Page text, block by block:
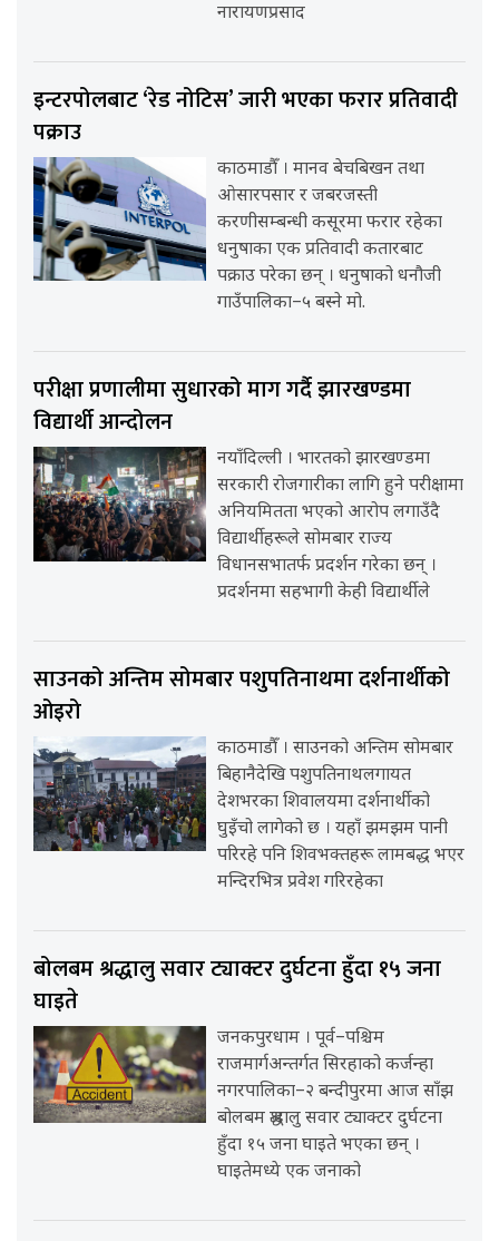
नारायणप्रसाद
इन्टरपोलबाट ‘रेड नोटिस’ जारी भएका फरार प्रतिवादी
पक्राउ
काठमाडौँ । मानव बेचबिखन तथा
ओसारपसार र जबरजस्ती
करणीसम्बन्धी कसूरमा फरार रहेका
धनुषाका एक प्रतिवादी कतारबाट
पक्राउ परेका छन् । धनुषाको धनौजी
गाउँपालिका–५ बस्ने मो.
परीक्षा प्रणालीमा सुधारको माग गर्दै झारखण्डमा
विद्यार्थी आन्दोलन
नयाँदिल्ली । भारतको झारखण्डमा
सरकारी रोजगारीका लागि हुने परीक्षामा
अनियमितता भएको आरोप लगाउँदै
विद्यार्थीहरूले सोमबार राज्य
विधानसभातर्फ प्रदर्शन गरेका छन् ।
प्रदर्शनमा सहभागी केही विद्यार्थीले
साउनको अन्तिम सोमबार पशुपतिनाथमा दर्शनार्थीको
ओइरो
काठमाडौँ । साउनको अन्तिम सोमबार
बिहानैदेखि पशुपतिनाथलगायत
देशभरका शिवालयमा दर्शनार्थीको
घुइँचो लागेको छ । यहाँ झमझम पानी
परिरहे पनि शिवभक्तहरू लामबद्ध भएर
मन्दिरभित्र प्रवेश गरिरहेका
बोलबम श्रद्धालु सवार ट्याक्टर दुर्घटना हुँदा १५ जना
घाइते
जनकपुरधाम । पूर्व–पश्चिम
राजमार्गअन्तर्गत सिरहाको कर्जन्हा
नगरपालिका–२ बन्दीपुरमा आज साँझ
बोलबम श्रद्धालु सवार ट्याक्टर दुर्घटना
हुँदा १५ जना घाइते भएका छन् ।
घाइतेमध्ये एक जनाको